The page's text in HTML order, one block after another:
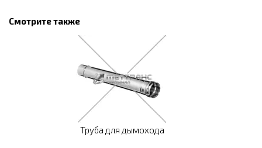
Смотрите также
Труба для дымохода